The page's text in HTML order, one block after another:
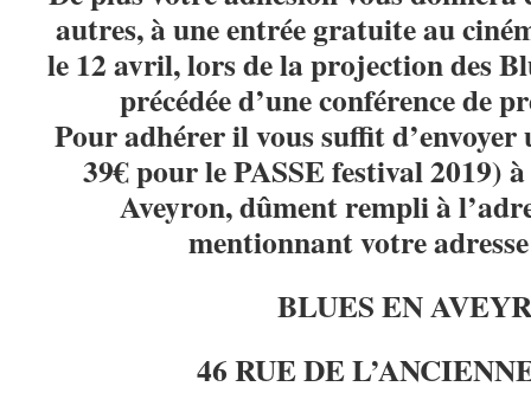
autres, à une entrée gratuite au
le 12 avril, lors de la projection des
précédée d’une conférence de
Pour adhérer il vous suffit d’envoyer
39€ pour le PASSE festival 2019)
Aveyron, dûment rempli à
mentionnant votre
BLUES EN
46 RUE DE